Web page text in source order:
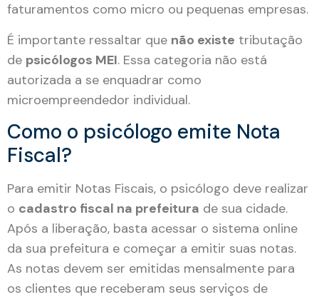
faturamentos como micro ou pequenas empresas.
É importante ressaltar que não existe tributação
de psicólogos MEI. Essa categoria não está
autorizada a se enquadrar como
microempreendedor individual.
Como o psicólogo emite Nota
Fiscal?
Para emitir Notas Fiscais, o psicólogo deve realizar
o cadastro fiscal na prefeitura de sua cidade.
Após a liberação, basta acessar o sistema online
da sua prefeitura e começar a emitir suas notas.
As notas devem ser emitidas mensalmente para
os clientes que receberam seus serviços de